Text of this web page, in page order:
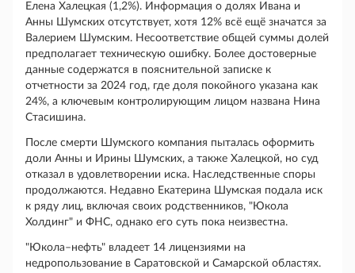
Елена Халецкая (1,2%). Информация о долях Ивана и
Анны Шумских отсутствует, хотя 12% всё ещё значатся за
Валерием Шумским. Несоответствие общей суммы долей
предполагает техническую ошибку. Более достоверные
данные содержатся в пояснительной записке к
отчетности за 2024 год, где доля покойного указана как
24%, а ключевым контролирующим лицом названа Нина
Стасишина.
После смерти Шумского компания пыталась оформить
доли Анны и Ирины Шумских, а также Халецкой, но суд
отказал в удовлетворении иска. Наследственные споры
продолжаются. Недавно Екатерина Шумская подала иск
к ряду лиц, включая своих родственников, "Юкола
Холдинг" и ФНС, однако его суть пока неизвестна.
"Юкола–нефть" владеет 14 лицензиями на
недропользование в Саратовской и Самарской областях.